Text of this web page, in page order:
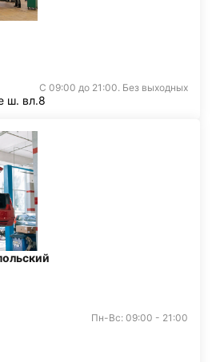
С 09:00 до 21:00. Без выходных
ш. вл.8
Пн-Вс: 09:00 - 21:00